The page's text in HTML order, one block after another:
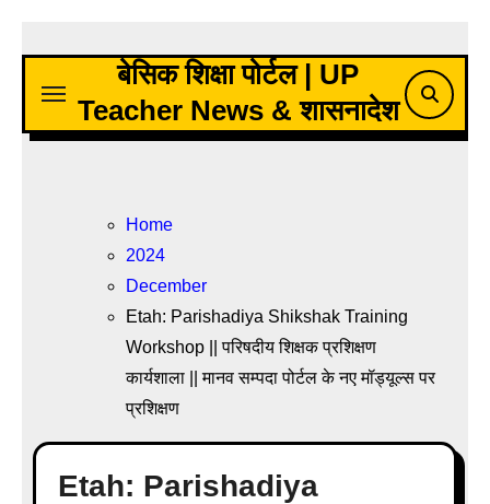
content
बेसिक शिक्षा पोर्टल | UP
Teacher News & शासनादेश
Home
2024
December
Etah: Parishadiya Shikshak Training
Workshop || परिषदीय शिक्षक प्रशिक्षण
कार्यशाला || मानव सम्पदा पोर्टल के नए मॉड्यूल्स पर
प्रशिक्षण
Etah: Parishadiya